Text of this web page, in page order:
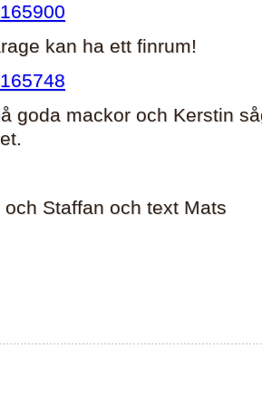
kan ha ett finrum!
goda mackor och Kerstin
och Staffan och text Mats